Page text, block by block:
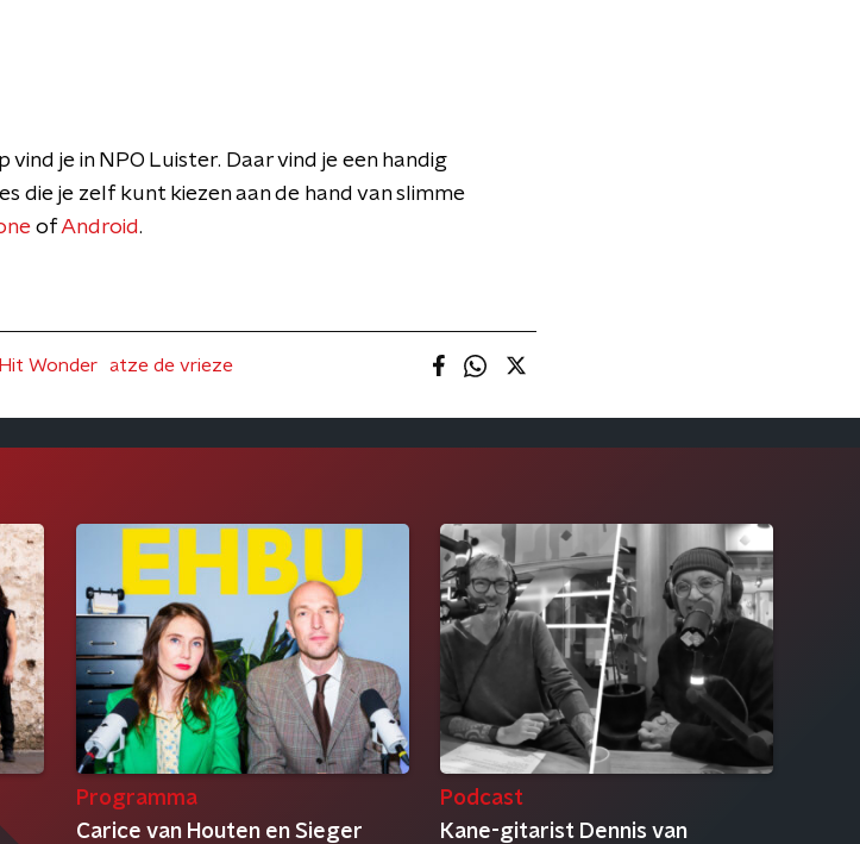
je in NPO Luister. Daar vind je een handig
die je zelf kunt kiezen aan de hand van slimme
ofAndroid.
Wonder atze de vrieze
Programma
Carice van Houten en Sieger
Podcast
Kane-gitarist Dennis van